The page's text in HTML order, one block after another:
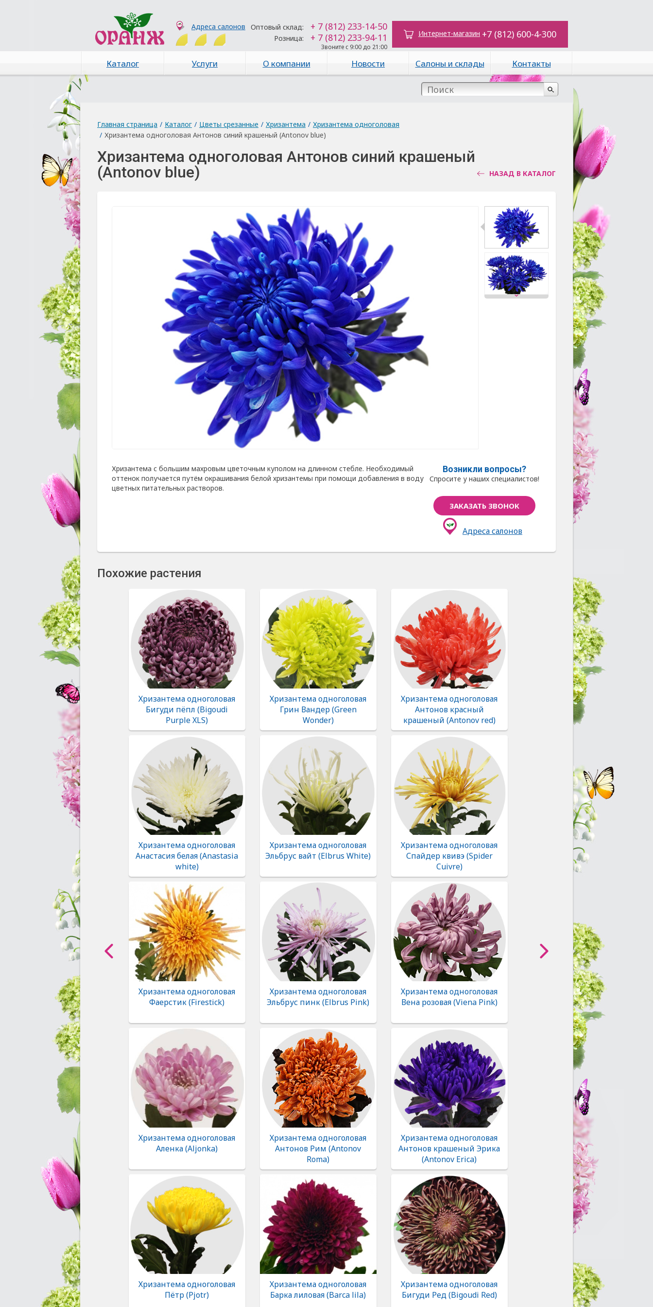
Адреса салонов Оптовый склад: + 7 (812) 233-14-50
Розница: + 7 (812) 233-94-11
Звоните с 9:00 до 21:00
Интернет-магазин +7 (812) 600-4-300
Каталог Услуги О компании Новости Салоны и склады Контакты
Главная страница / Каталог / Цветы срезанные / Хризантема / Хризантема одноголовая
/ Хризантема одноголовая Антонов синий крашеный (Antonov blue)
Хризантема одноголовая Антонов синий крашеный
(Antonov blue)
НАЗАД В КАТАЛОГ
Хризантема с большим махровым цветочным куполом на длинном стебле. Необходимый
оттенок получается путём окрашивания белой хризантемы при помощи добавления в воду
цветных питательных растворов.
Возникли вопросы?
Спросите у наших специалистов!
ЗАКАЗАТЬ ЗВОНОК
Адреса салонов
Похожие растения
Хризантема одноголовая
Бигуди пёпл (Bigoudi
Purple XLS)
Хризантема одноголовая
Грин Вандер (Green
Wonder)
Хризантема одноголовая
Антонов красный
крашеный (Antonov red)
Хризантема одноголовая
Анастасия белая (Anastasia
white)
Хризантема одноголовая
Эльбрус вайт (Elbrus White)
Хризантема одноголовая
Спайдер квивэ (Spider
Cuivre)
Хризантема одноголовая
Фаерстик (Firestick)
Хризантема одноголовая
Эльбрус пинк (Elbrus Pink)
Хризантема одноголовая
Вена розовая (Viena Pink)
Хризантема одноголовая
Аленка (Aljonka)
Хризантема одноголовая
Антонов Рим (Antonov
Roma)
Хризантема одноголовая
Антонов крашеный Эрика
(Antonov Erica)
Хризантема одноголовая
Пётр (Pjotr)
Хризантема одноголовая
Барка лиловая (Barca lila)
Хризантема одноголовая
Бигуди Ред (Bigoudi Red)